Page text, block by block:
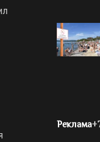
Реклама